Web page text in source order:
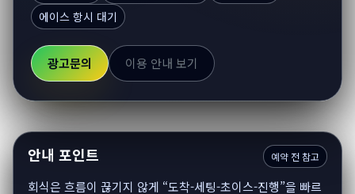
에이스 항시 대기
광고문의 이용 안내 보기
안내 포인트 예약 전 참고
회식은 흐름이 끊기지 않게 “도착-세팅-초이스-진행”을 빠르